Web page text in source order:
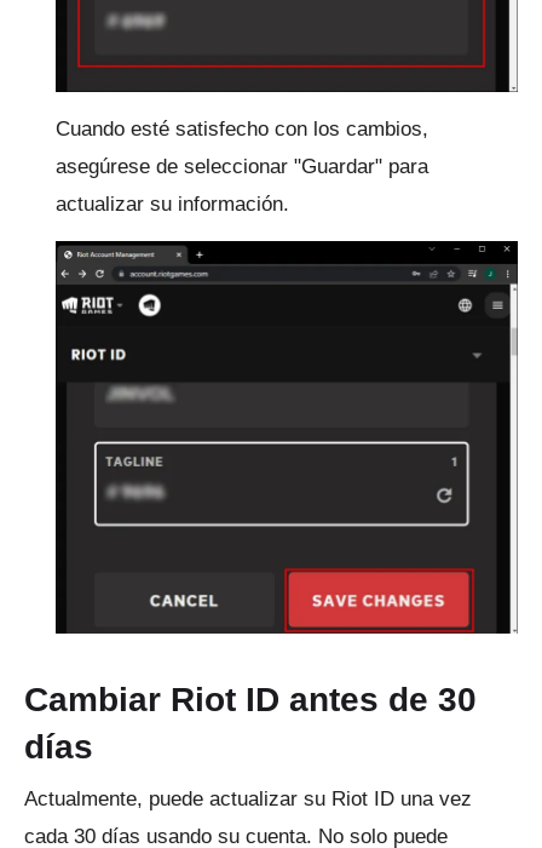
Cuando esté satisfecho con los cambios,
asegúrese de seleccionar "Guardar" para
actualizar su información.
Cambiar Riot ID antes de 30
días
Actualmente, puede actualizar su Riot ID una vez
cada 30 días usando su cuenta. No solo puede